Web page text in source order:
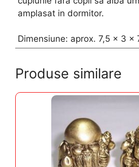
amplasat in dormitor.
Dimensiune: aprox. 7,5 x 3 x
Produse similare